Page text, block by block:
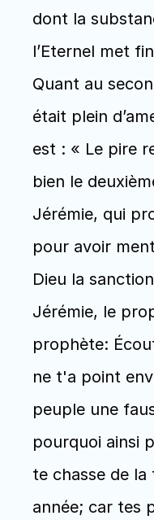
dont la
l’Eternel met
Quant au
était plein
est : « Le pire
bien le
Jérémie, qui
pour avoir
Dieu la
Jérémie, le
prophète:
ne t'a point
peuple une
pourquoi ainsi
te chasse de
année; car tes